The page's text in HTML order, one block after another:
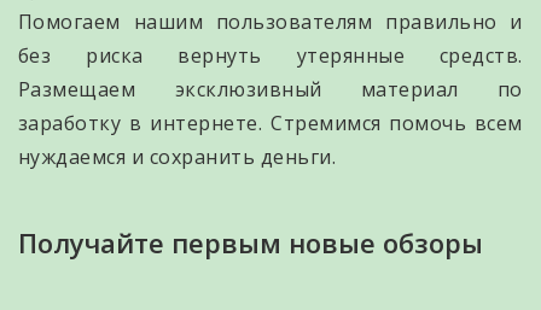
Помогаем нашим пользователям правильно и
без риска вернуть утерянные средств.
Размещаем эксклюзивный материал по
заработку в интернете. Стремимся помочь всем
нуждаемся и сохранить деньги.
Получайте первым новые обзоры